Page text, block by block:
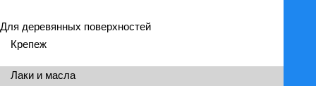
Для деревянных поверхностей
Крепеж
Лаки и масла